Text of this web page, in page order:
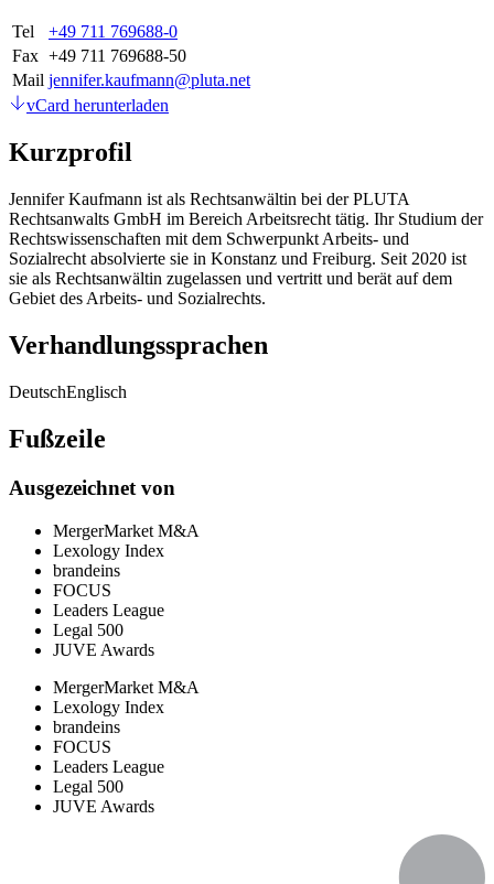
Tel
+49 711 769688-0
Fax +49 711 769688-50
Mail jennifer.kaufmann@pluta.net
vCard herunterladen
Kurzprofil
Jennifer Kaufmann ist als Rechtsanwältin bei der PLUTA
Rechtsanwalts GmbH im Bereich Arbeitsrecht tätig. Ihr Studium der
Rechtswissenschaften mit dem Schwerpunkt Arbeits- und
Sozialrecht absolvierte sie in Konstanz und Freiburg. Seit 2020 ist
sie als Rechtsanwältin zugelassen und vertritt und berät auf dem
Gebiet des Arbeits- und Sozialrechts.
Verhandlungssprachen
DeutschEnglisch
Fußzeile
Ausgezeichnet von
MergerMarket M&A
Lexology Index
brandeins
FOCUS
Leaders League
Legal 500
JUVE Awards
MergerMarket M&A
Lexology Index
brandeins
FOCUS
Leaders League
Legal 500
JUVE Awards